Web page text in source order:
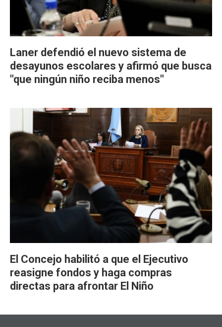
Laner defendió el nuevo sistema de
desayunos escolares y afirmó que busca
"que ningún niño reciba menos"
El Concejo habilitó a que el Ejecutivo
reasigne fondos y haga compras
directas para afrontar El Niño